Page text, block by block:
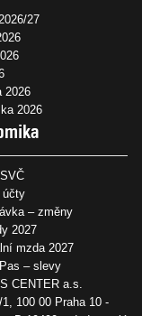
27
2026
2026
účty
– změny
2027
mzda 2027
– slevy
CENTER a.s.
100 00 Praha 10 -